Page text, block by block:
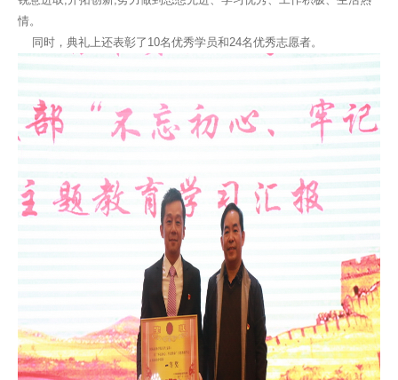
情。
同时，典礼上还表彰了10名优秀学员和24名优秀志愿者。